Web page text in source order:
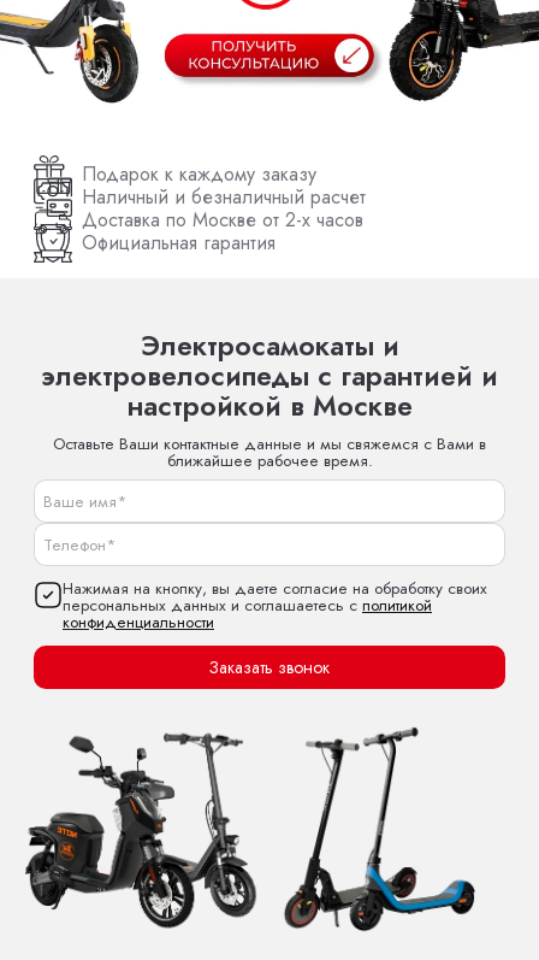
Подарок к каждому заказу
Наличный и безналичный расчет
Доставка по Москве от 2-х часов
Официальная гарантия
Электросамокаты и
электровелосипеды с гарантией и
настройкой в Москве
Оставьте Ваши контактные данные и мы свяжемся с Вами в
ближайшее рабочее время.
Нажимая на кнопку, вы даете согласие на обработку своих
персональных данных и соглашаетесь с политикой
конфиденциальности
Заказать звонок